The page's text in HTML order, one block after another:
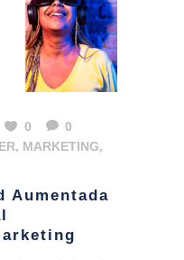
0
0
, MARKETING,
Aumentada